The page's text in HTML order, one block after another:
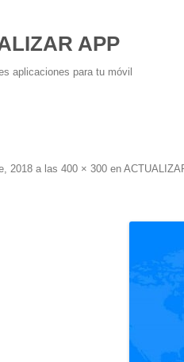
APP
aplicaciones para tu móvil
2018 a las 400 × 300 en